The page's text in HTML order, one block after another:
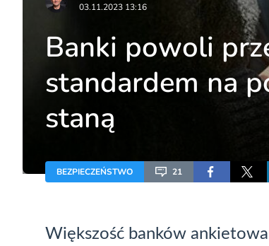
03.11.2023 13:16
Banki powoli
standardem na
staną
BEZPIECZEŃSTWO 21
Większość banków